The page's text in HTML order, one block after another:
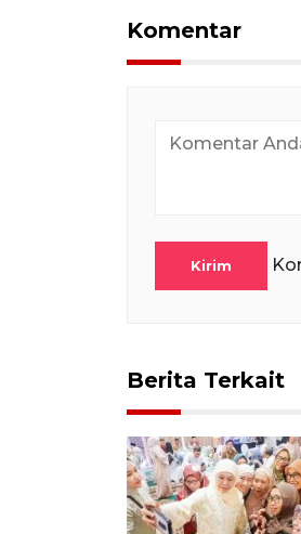
Komentar
Kirim
Berita Terkait